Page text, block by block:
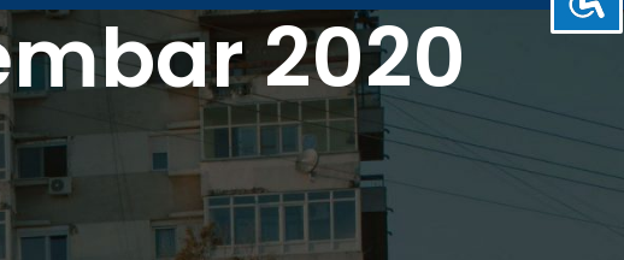
2020
septembar 2020.
U S Č P
1 2 3 4